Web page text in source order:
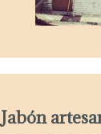
Jabón